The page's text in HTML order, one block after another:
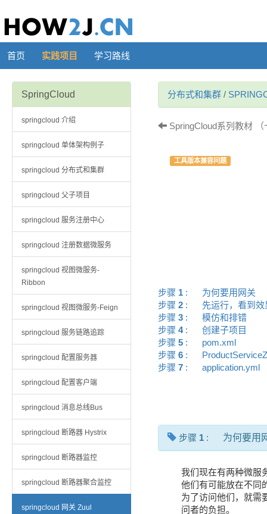
首页 实践项目 学习路线
SpringCloud
springcloud 介绍
springcloud 单体架构例子
springcloud 分布式和集群
springcloud 父子项目
springcloud 服务注册中心
springcloud 注册数据微服务
springcloud 视图微服务-
Ribbon
springcloud 视图微服务-Feign
springcloud 服务链路追踪
springcloud 配置服务器
springcloud 配置客户端
springcloud 消息总线Bus
springcloud 断路器 Hystrix
springcloud 断路器监控
springcloud 断路器聚合监控
springcloud 网关 Zuul
分布式和集群 /
SpringCloud系列教材
工具版本兼容问题
步骤 1 :
为何要用网关
步骤 2 :
先运行，看到
步骤 3 :
模仿和排错
步骤 4:
创建子项目
步骤 5 :
pom.xml
步骤 6 :
步骤 7 : application.yml
步骤 1 : 为何要用
我们现在有两种微服
他们有可能放在不同
为了访问他们，就需
问者的负担。